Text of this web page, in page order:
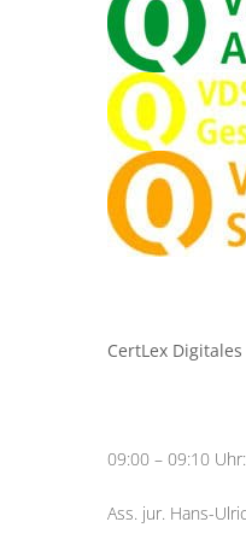
CertLex
09:00 – 09:10
Ass. jur. Hans-